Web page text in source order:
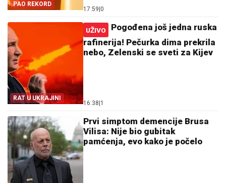
PAO REKORD
17:59 0
RAT U UKRAJINI
UŽIVO
Pogođena još jedna ruska
rafinerija! Pečurka dima prekrila
nebo, Zelenski se sveti za Kijev
16:38 1
Prvi simptom demencije Brusa
Vilisa: Nije bio gubitak
pamćenja, evo kako je počelo